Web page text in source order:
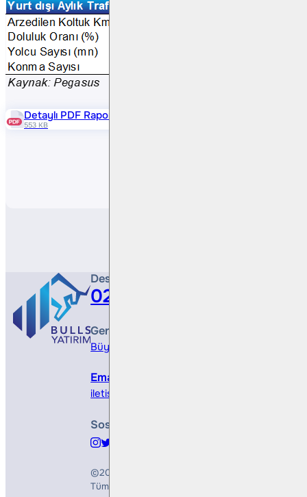
Detaylı PDF Raporu
553 KB
Destek Hattı
0212 410 0500
Genel Müdürlük
Büyükdere Cad. No 173, 1. Levent Plaza, B
Email
iletisim@bullsyatirim.com
Sosyal Medya
©2026
Tüm Hakları Saklıdır